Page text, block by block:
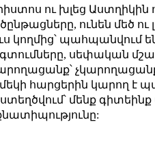
ու խլեց
ունեն մեծ
կողմից՝ պահպանվում
սեփական
չկարողացանք:
որ մեկի հարցերին
ստեղծվում՝ մենք